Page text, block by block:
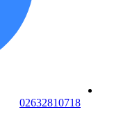
02632810718